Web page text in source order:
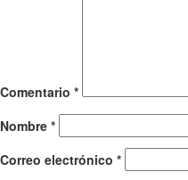
Comentario *
Nombre *
Correo electrónico *